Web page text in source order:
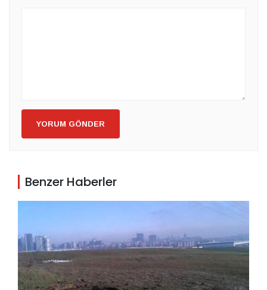
YORUM GÖNDER
Benzer Haberler